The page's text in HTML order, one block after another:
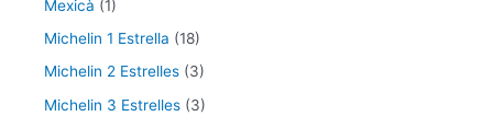
Mexicà (1)
Michelin 1 Estrella (18)
Michelin 2 Estrelles (3)
Michelin 3 Estrelles (3)